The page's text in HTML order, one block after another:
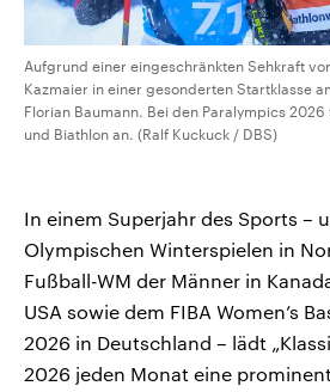
Aufgrund einer eingeschränkten Sehkraft
Kazmaier in einer gesonderten Startklasse
Florian Baumann. Bei den Paralympics
und Biathlon an. (Ralf Kuckuck / DBS)
In einem Superjahr des Sports –
Olympischen Winterspielen in
Fußball-WM der Männer in
USA sowie dem FIBA Women’s
2026 in Deutschland – lädt
2026 jeden Monat eine